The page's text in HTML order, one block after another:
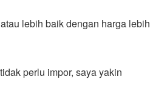
lebih baik dengan harga lebih
perlu impor, saya yakin